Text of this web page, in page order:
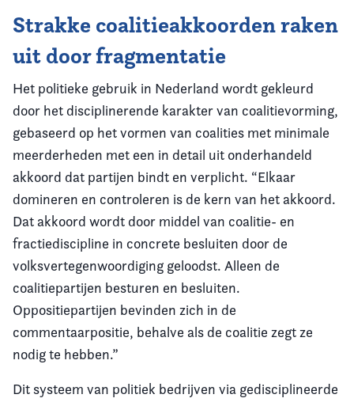
Strakke coalitieakkoorden raken
uit door fragmentatie
Het politieke gebruik in Nederland wordt gekleurd
door het disciplinerende karakter van coalitievorming,
gebaseerd op het vormen van coalities met minimale
meerderheden met een in detail uit onderhandeld
akkoord dat partijen bindt en verplicht. “Elkaar
domineren en controleren is de kern van het akkoord.
Dat akkoord wordt door middel van coalitie- en
fractiediscipline in concrete besluiten door de
volksvertegenwoordiging geloodst. Alleen de
coalitiepartijen besturen en besluiten.
Oppositiepartijen bevinden zich in de
commentaarpositie, behalve als de coalitie zegt ze
nodig te hebben.”
Dit systeem van politiek bedrijven via gedisciplineerde